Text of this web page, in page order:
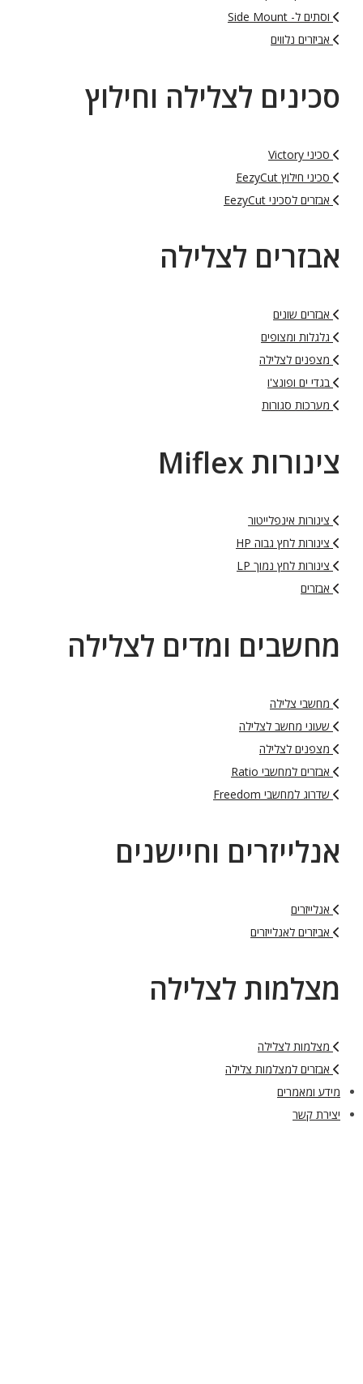
וסתים ל- Side Mount
אביזרים נלווים
סכינים לצלילה וחילוץ
סכיני Victory
סכיני חילוץ EezyCut
אבזרים לסכיני EezyCut
אבזרים לצלילה
אבזרים שונים
גלגלות ומצופים
מצפנים לצלילה
בגדי ים ופונצ'ו
מערכות סגורות
צינורות Miflex
צינורות אינפלייטור
צינורות לחץ גבוה HP
צינורות לחץ נמוך LP
אבזרים
מחשבים ומדים לצלילה
מחשבי צלילה
שעוני מחשב לצלילה
מצפנים לצלילה
אבזרים למחשבי Ratio
שדרוג למחשבי Freedom
אנלייזרים וחיישנים
אנלייזרים
אביזרים לאנלייזרים
מצלמות לצלילה
מצלמות לצלילה
אבזרים למצלמות צלילה
מידע ומאמרים
יצירת קשר